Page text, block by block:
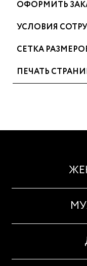
ОФОРМИТЬ
УСЛОВИЯ
СЕТКА
ПЕЧАТЬ